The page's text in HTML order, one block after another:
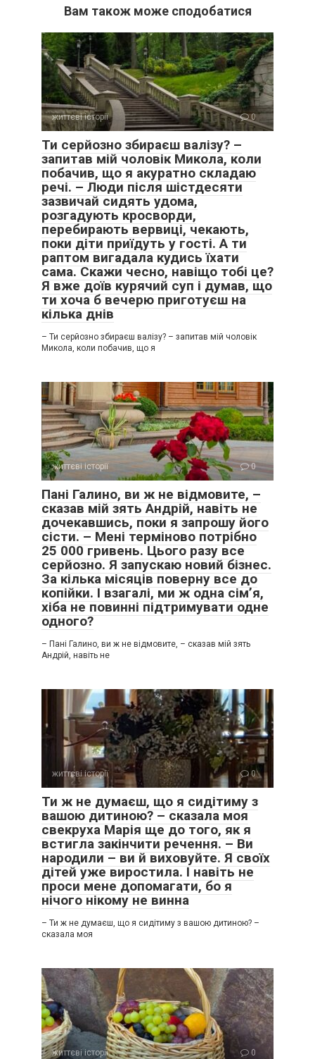
Вам також може сподобатися
життєві історії 0
Ти серйозно збираєш валізу? –
запитав мій чоловік Микола, коли
побачив, що я акуратно складаю
речі. – Люди після шістдесяти
зазвичай сидять удома,
розгадують кросворди,
перебирають вервиці, чекають,
поки діти приїдуть у гості. А ти
раптом вигадала кудись їхати
сама. Скажи чесно, навіщо тобі це?
Я вже доїв курячий суп і думав, що
ти хоча б вечерю приготуєш на
кілька днів
– Ти серйозно збираєш валізу? – запитав мій чоловік
Микола, коли побачив, що я
життєві історії 0
Пані Галино, ви ж не відмовите, –
сказав мій зять Андрій, навіть не
дочекавшись, поки я запрошу його
сісти. – Мені терміново потрібно
25 000 гривень. Цього разу все
серйозно. Я запускаю новий бізнес.
За кілька місяців поверну все до
копійки. І взагалі, ми ж одна сім’я,
хіба не повинні підтримувати одне
одного?
– Пані Галино, ви ж не відмовите, – сказав мій зять
Андрій, навіть не
життєві історії 0
Ти ж не думаєш, що я сидітиму з
вашою дитиною? – сказала моя
свекруха Марія ще до того, як я
встигла закінчити речення. – Ви
народили – ви й виховуйте. Я своїх
дітей уже виростила. І навіть не
проси мене допомагати, бо я
нічого нікому не винна
– Ти ж не думаєш, що я сидітиму з вашою дитиною? –
сказала моя
життєві історії 0